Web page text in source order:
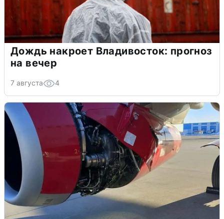
Дождь накроет Владивосток: прогноз
на вечер
7 августа 4